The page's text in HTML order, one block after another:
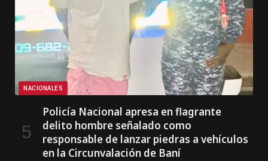
NACIONALES
Policía Nacional apresa en flagrante
delito hombre señalado como
responsable de lanzar piedras a vehículos
en la Circunvalación de Baní